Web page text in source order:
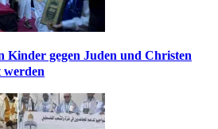
Kinder gegen Juden und Christen